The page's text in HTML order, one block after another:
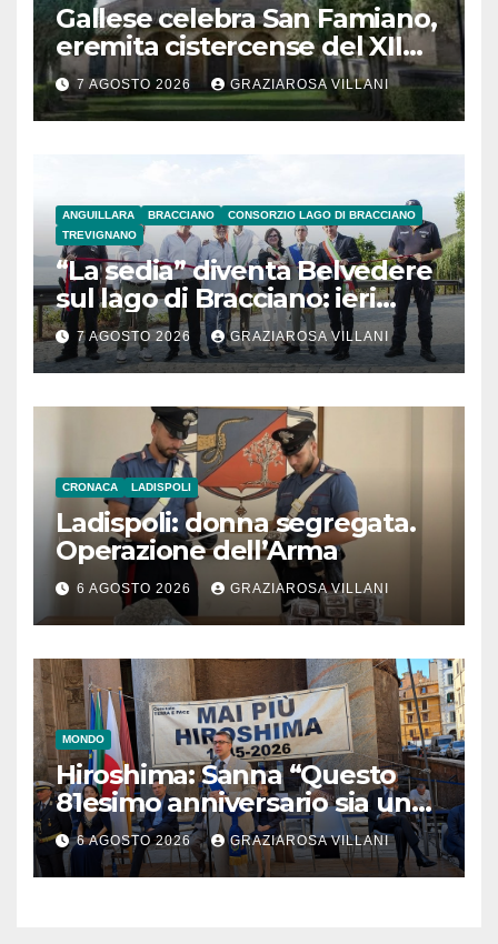
Gallese celebra San Famiano,
eremita cistercense del XII
secolo
7 AGOSTO 2026 GRAZIAROSA VILLANI
ANGUILLARA BRACCIANO
CONSORZIO LAGO DI BRACCIANO
TREVIGNANO
“La sedia” diventa Belvedere
sul lago di Bracciano: ieri
l’inaugurazione
7 AGOSTO 2026 GRAZIAROSA VILLANI
CRONACA LADISPOLI
Ladispoli: donna segregata.
Operazione dell’Arma
6 AGOSTO 2026 GRAZIAROSA VILLANI
MONDO
Hiroshima: Sanna “Questo
81esimo anniversario sia un
monito per tutti”
6 AGOSTO 2026 GRAZIAROSA VILLANI